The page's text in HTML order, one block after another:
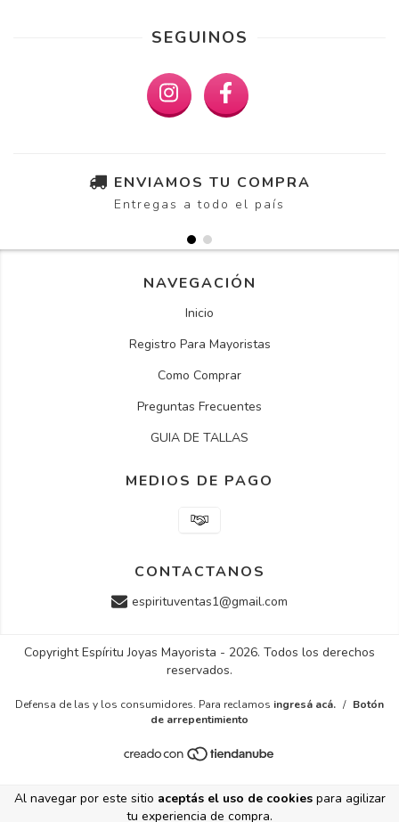
Al navegar por este sitio aceptás el uso de cookiespara agilizar
tu experiencia de compra.
SEGUINOS
ENVIAMOS TU COMPRA
Entregas a todo el país
NAVEGACIÓN
Inicio
Registro Para Mayoristas
Como Comprar
Preguntas Frecuentes
GUIA DE TALLAS
MEDIOS DE PAGO
CONTACTANOS
espirituventas1@gmail.com
Copyright Espíritu Joyas Mayorista - 2026. Todos los derechos
reservados.
Defensa de las y los consumidores. Para reclamos ingresá acá. / Botón
de arrepentimiento